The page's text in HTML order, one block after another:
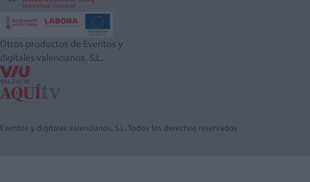
Otros productos de Eventos y
digitales valencianos, S.L.
Eventos y digitales valencianos, S.L. Todos los derechos reservados